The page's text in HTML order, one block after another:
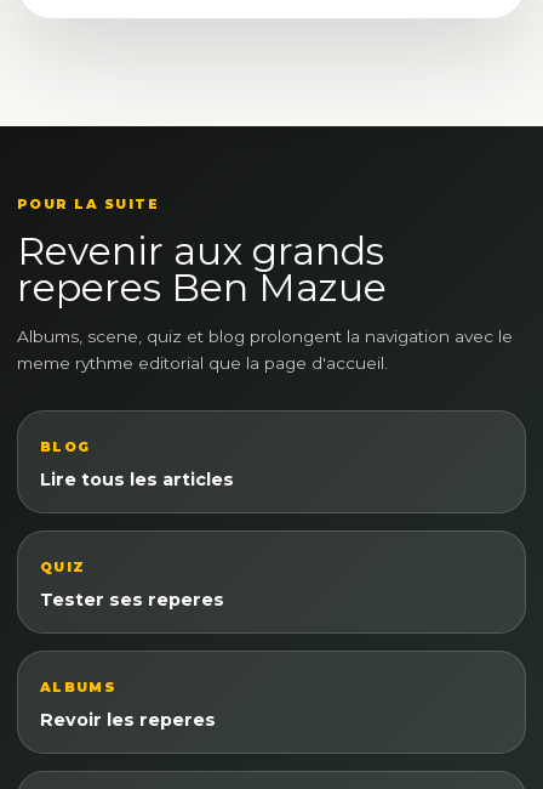
POUR LA SUITE
Revenir aux grands
reperes Ben Mazue
Albums, scene, quiz et blog prolongent la navigation avec le
meme rythme editorial que la page d'accueil.
BLOG
Lire tous les articles
QUIZ
Tester ses reperes
ALBUMS
Revoir les reperes